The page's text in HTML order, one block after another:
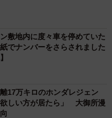
敷地内に度々車を停めていた
でナンバーをさらされました
17万キロのホンダレジェン
しい方が居たら」 大御所漫